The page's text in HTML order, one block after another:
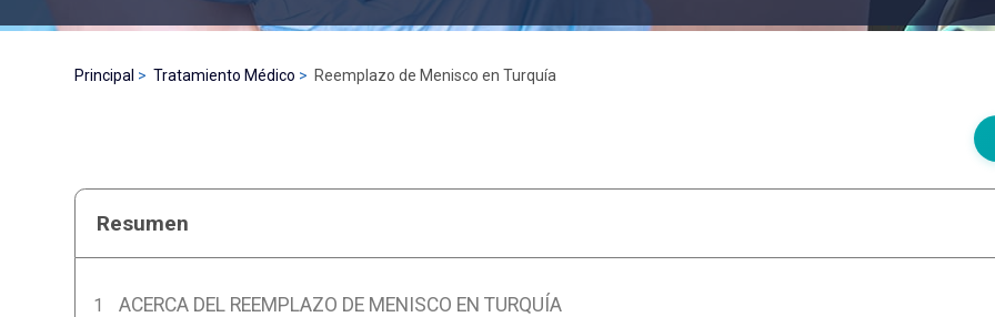
Principal Tratamiento Médico Reemplazo de Menisco en Turquía
Resumen
ACERCA DEL REEMPLAZO DE MENISCO EN TURQUÍA